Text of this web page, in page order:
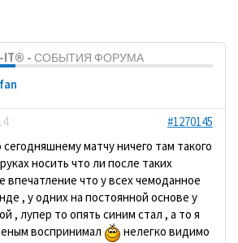
IT® - СОБЫТИЯ ФОРУМА
#1270145
матчу ничего там такого
носить что ли после таких
впечатление что у всех чемоданное
, у одних на постоянной основе у
, лупер то опять синим стал , а то я
воспринимал
нелегко видимо